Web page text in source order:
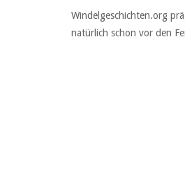
Windelgeschichten.org
natürlich schon vor den